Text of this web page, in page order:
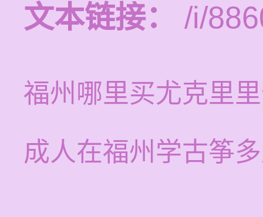
文本链接：
/i/
福州哪里买尤克里
成人在福州学古筝